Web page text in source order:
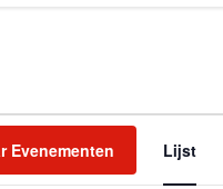
Evenementen Lijst